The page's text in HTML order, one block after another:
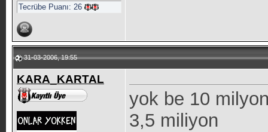
Tecrübe Puanı: 26
31-03-2006, 19:55
KARA_KARTAL
yok be 10
3,5 miliyon